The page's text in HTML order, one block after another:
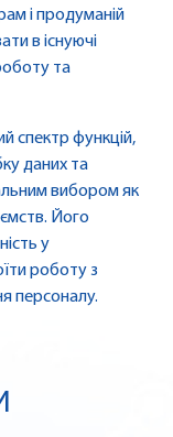
і продуманій
в існуючі
та
спектр функцій,
даних та
вибором як
Його
у
роботу з
персоналу.